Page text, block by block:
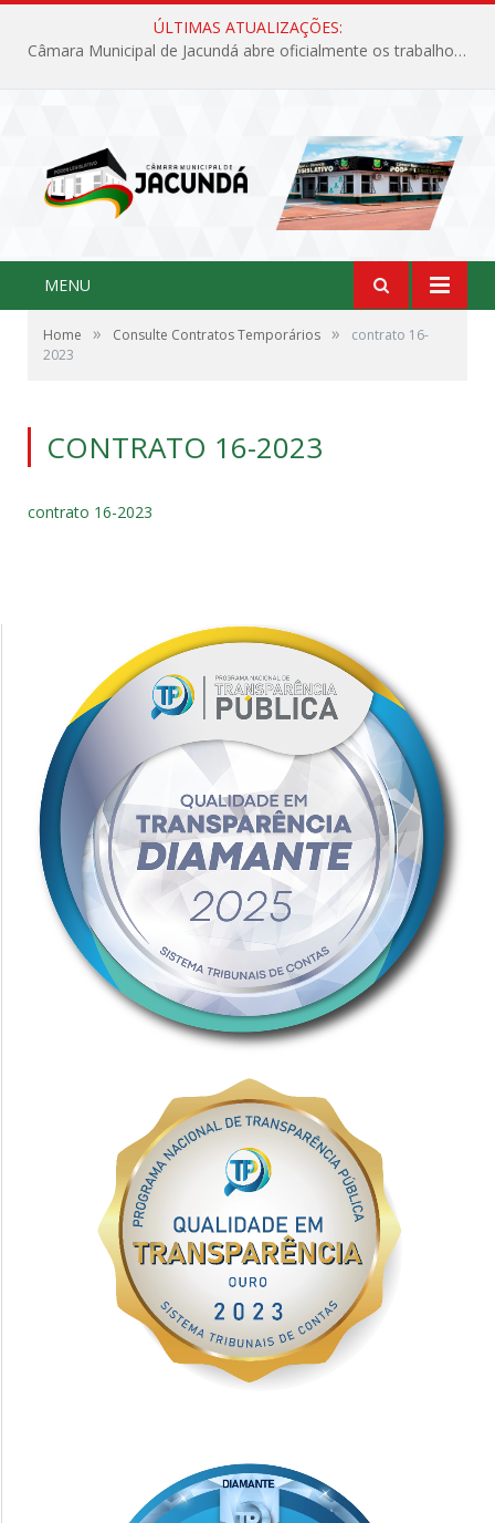
ÚLTIMAS ATUALIZAÇÕES:
Câmara Municipal de Jacundá abre oficialmente os trabalhos legislativos de 2026
MENU
Home » Consulte Contratos Temporários »
contrato 16-
2023
CONTRATO 16-2023
contrato 16-2023